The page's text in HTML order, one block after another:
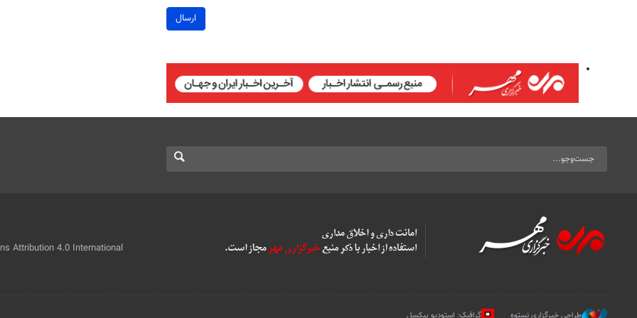
ارسال
Attribution 4.0 International